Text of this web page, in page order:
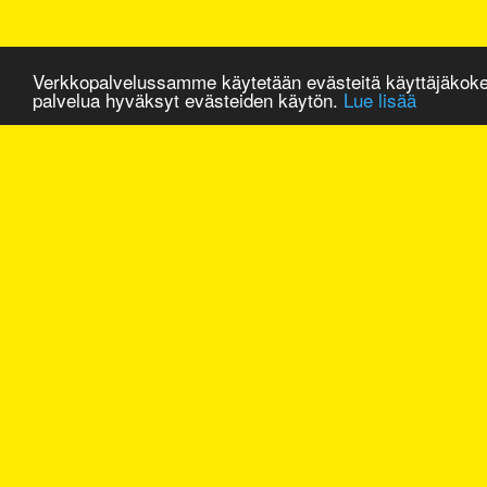
Verkkopalvelussamme käytetään evästeitä
palvelua hyväksyt evästeiden käytön. Lue lisää